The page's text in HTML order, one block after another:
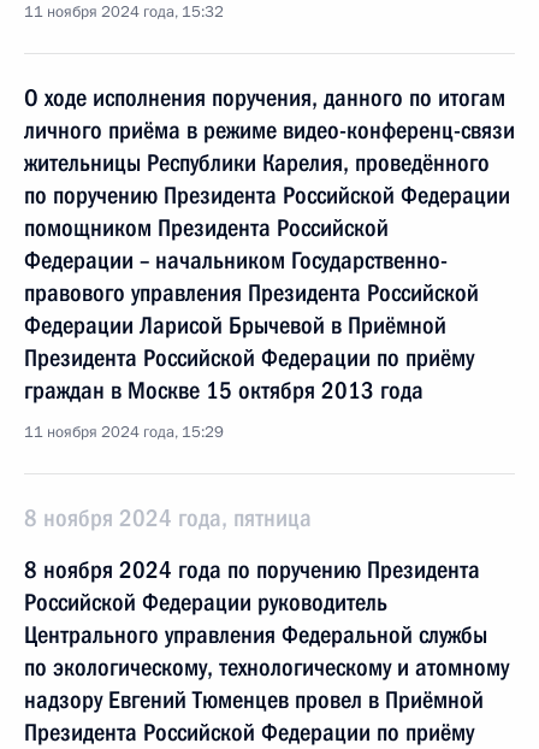
11 ноября 2024 года, 15:32
О ходе исполнения поручения, данного по итогам
личного приёма в режиме видео-конференц-связи
жительницы Республики Карелия, проведённого
по поручению Президента Российской Федерации
помощником Президента Российской
Федерации – начальником Государственно-
правового управления Президента Российской
Федерации Ларисой Брычевой в Приёмной
Президента Российской Федерации по приёму
граждан в Москве 15 октября 2013 года
11 ноября 2024 года, 15:29
8 ноября 2024 года, пятница
8 ноября 2024 года по поручению Президента
Российской Федерации руководитель
Центрального управления Федеральной службы
по экологическому, технологическому и атомному
надзору Евгений Тюменцев провел в Приёмной
Президента Российской Федерации по приёму